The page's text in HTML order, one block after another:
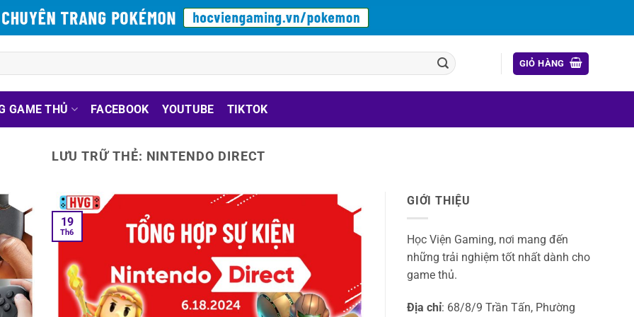
GIỎ HÀNG
GAME THỦ FACEBOOK YOUTUBE TIKTOK
LƯU TRỮ THẺ: NINTENDO DIRECT
19
Th6
GIỚI THIỆU
Học Viện Gaming, nơi mang đến
những trải nghiệm tốt nhất dành cho
game thủ.
Địa chỉ: 68/8/9 Trần Tấn, Phường